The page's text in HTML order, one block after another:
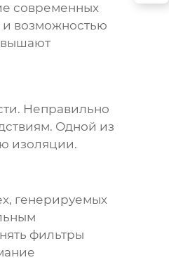
современных
возможностью
Неправильно
Одной из
изоляции.
генерируемых
фильтры